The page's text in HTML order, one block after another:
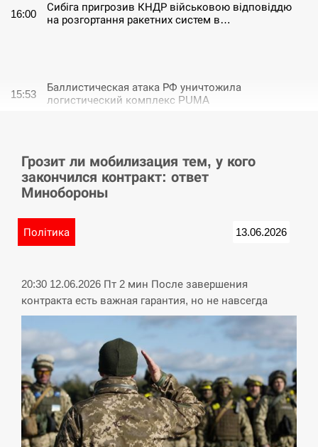
16:00
Сибіга пригрозив КНДР військовою відповіддю
на розгортання ракетних систем в…
15:53
Баллистическая атака РФ уничтожила
логистический комплекс PUMA
15:40
У Німеччині удар блискавки розділив навпіл
місто в Баварії
Пытки военнообязанного на Закарпатье:
Іспанія попросила партнерів не критикувати
Марокко через міграційну кризу –…
СЕРПЕНЬ
15:00
РФ провела новий раунд таємних зустрічей з
Європою щодо війни…
Грозит ли мобилизация тем, у кого
закончился контракт: ответ
Минобороны
Політика 13.06.2026
20:30 12.06.2026 Пт 2 мин После завершения
контракта есть важная гарантия, но не навсегда